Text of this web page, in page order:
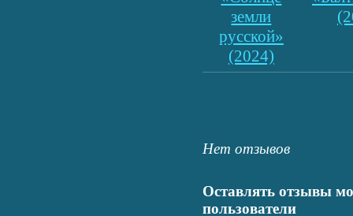
земли
русской»
(2024)
Нет отзывов
Оставлять отзывы
пользователи